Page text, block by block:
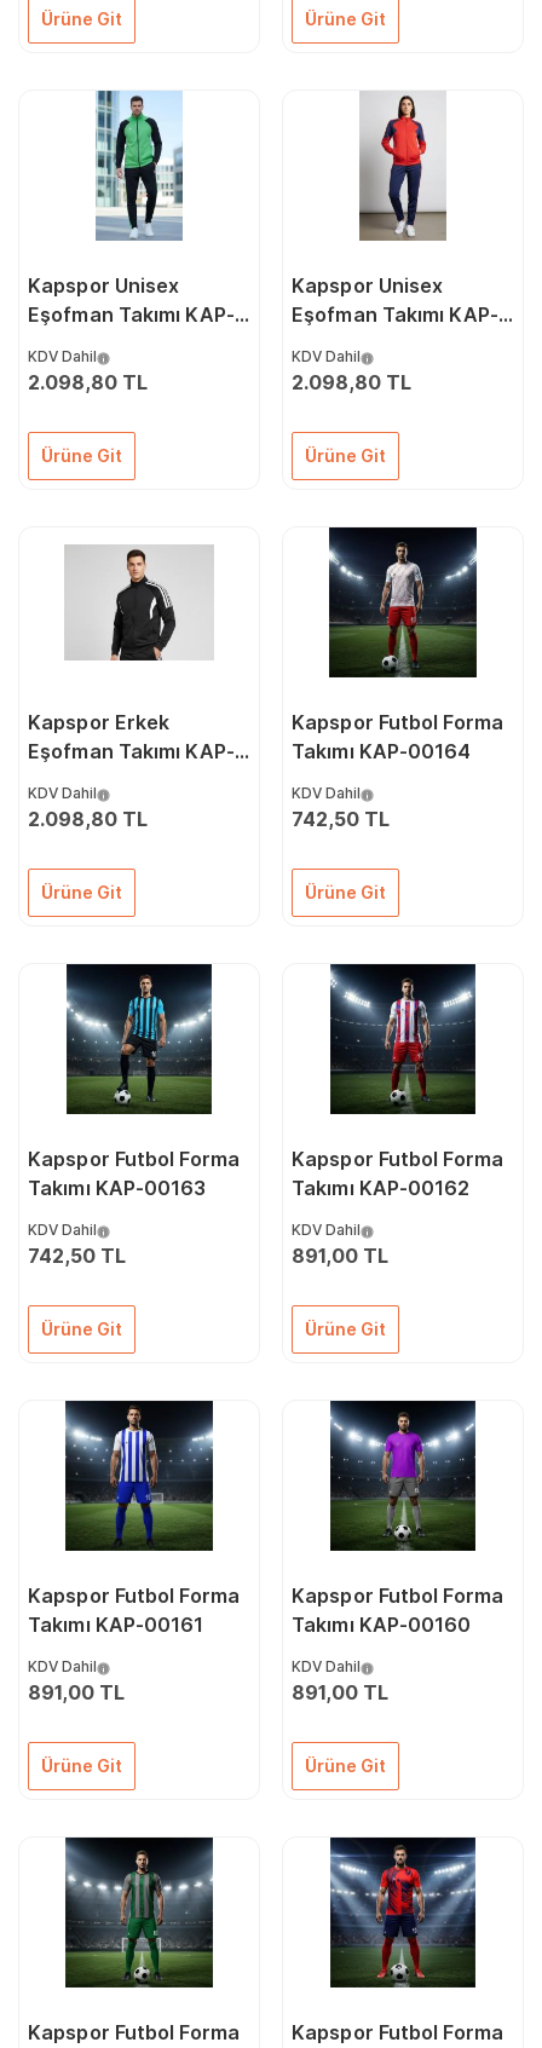
Ürüne Git Ürüne Git
Kapspor Unisex
Eşofman Takımı KAP-
KDV Dahil
2.098,80 TL
Ürüne Git
Kapspor Unisex
Eşofman Takımı KAP-
KDV Dahil
2.098,80 TL
Ürüne Git
Kapspor Erkek
Eşofman Takımı KAP-
KDV Dahil
2.098,80 TL
Ürüne Git
Kapspor Futbol Forma
Takımı KAP-00164
KDV Dahil
742,50 TL
Ürüne Git
Kapspor Futbol Forma
Takımı KAP-00163
KDV Dahil
742,50 TL
Ürüne Git
Kapspor Futbol Forma
Takımı KAP-00162
KDV Dahil
891,00 TL
Ürüne Git
Kapspor Futbol Forma
Takımı KAP-00161
KDV Dahil
891,00 TL
Ürüne Git
Kapspor Futbol Forma
Takımı KAP-00160
KDV Dahil
891,00 TL
Ürüne Git
Kapspor Futbol Forma
Kapspor Futbol Forma